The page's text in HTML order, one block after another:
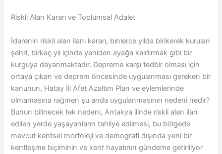
Riskli Alan Kararı ve Toplumsal Adalet
İdarenin riskli alan ilanı kararı, binlerce yılda birikerek kurulan
şehri, birkaç yıl içinde yeniden ayağa kaldırmak gibi bir
kurguya dayanmaktadır. Depreme karşı tedbir olması için
ortaya çıkan ve deprem öncesinde uygulanması gereken bir
kanunun, Hatay İli Afet Azaltım Plan ve eylemlerinde
olmamasına rağmen şu anda uygulanmasının nedeni nedir?
Bunun bilinecek tek nedeni, Antakya ilinde riskli alan ilan
edilen yerde yaşayanların tahliye edilmesi, bu bölgede
mevcut kentsel morfoloji ve demografi dışında yeni bir
kentleşme biçiminin ve kent hayatının gündeme getiriliyor